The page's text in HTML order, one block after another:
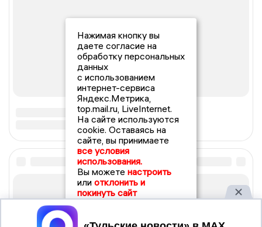
Нажимая кнопку вы
даете согласие на
обработку персональных
данных
с использованием
интернет-сервиса
Яндекс.Метрика,
top.mail.ru, LiveInternet.
На сайте используются
cookie. Оставаясь на
сайте, вы принимаете
все условия
использования.
Вы можете настроить
или отклонить и
покинуть сайт
Принять